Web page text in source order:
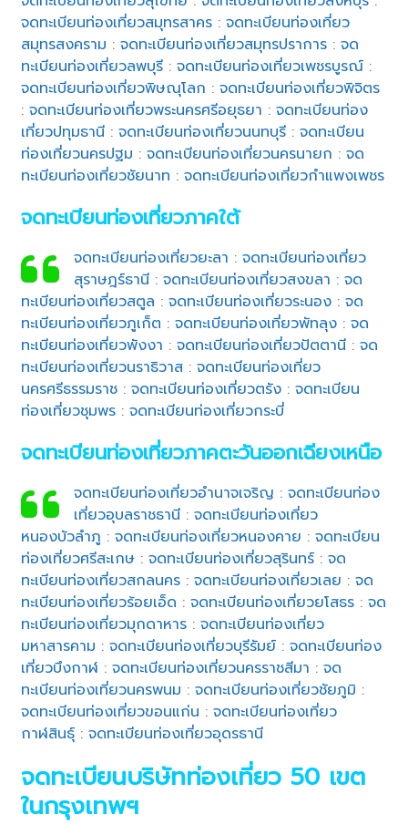
จดทะเบียนท่องเที่ยวสมุทรสาคร :จดทะเบียนท่องเที่ยว
สมุทรสงคราม :จดทะเบียนท่องเที่ยวสมุทรปราการ :จด
ทะเบียนท่องเที่ยวลพบุรี :จดทะเบียนท่องเที่ยวเพชรบูรณ์ :
จดทะเบียนท่องเที่ยวพิษณุโลก :จดทะเบียนท่องเที่ยวพิจิตร
:จดทะเบียนท่องเที่ยวพระนครศรีอยุธยา :จดทะเบียนท่อง
เที่ยวปทุมธานี :จดทะเบียนท่องเที่ยวนนทบุรี :จดทะเบียน
ท่องเที่ยวนครปฐม :จดทะเบียนท่องเที่ยวนครนายก :จด
ทะเบียนท่องเที่ยวชัยนาท :จดทะเบียนท่องเที่ยวกำแพงเพชร
จดทะเบียนท่องเที่ยวภาคใต้
จดทะเบียนท่องเที่ยวยะลา : จดทะเบียนท่องเที่ยว
สุราษฎร์ธานี: จดทะเบียนท่องเที่ยวสงขลา : จด
ทะเบียนท่องเที่ยวสตูล :จดทะเบียนท่องเที่ยวระนอง :จด
ทะเบียนท่องเที่ยวภูเก็ต :จดทะเบียนท่องเที่ยวพัทลุง :จด
ทะเบียนท่องเที่ยวพังงา :จดทะเบียนท่องเที่ยวปัตตานี :จด
ทะเบียนท่องเที่ยวนราธิวาส :จดทะเบียนท่องเที่ยว
นครศรีธรรมราช :จดทะเบียนท่องเที่ยวตรัง :จดทะเบียน
ท่องเที่ยวชุมพร :จดทะเบียนท่องเที่ยวกระบี่
จดทะเบียนท่องเที่ยวภาคตะวันออกเฉียงเหนือ
จดทะเบียนท่องเที่ยวอำนาจเจริญ : จดทะเบียนท่อง
เที่ยวอุบลราชธานี: จดทะเบียนท่องเที่ยว
หนองบัวลำภู :จดทะเบียนท่องเที่ยวหนองคาย :จดทะเบียน
ท่องเที่ยวศรีสะเกษ :จดทะเบียนท่องเที่ยวสุรินทร์ :จด
ทะเบียนท่องเที่ยวสกลนคร :จดทะเบียนท่องเที่ยวเลย :จด
ทะเบียนท่องเที่ยวร้อยเอ็ด :จดทะเบียนท่องเที่ยวยโสธร :จด
ทะเบียนท่องเที่ยวมุกดาหาร :จดทะเบียนท่องเที่ยว
มหาสารคาม :จดทะเบียนท่องเที่ยวบุรีรัมย์ :จดทะเบียนท่อง
เที่ยวบึงกาฬ :จดทะเบียนท่องเที่ยวนครราชสีมา :จด
ทะเบียนท่องเที่ยวนครพนม :จดทะเบียนท่องเที่ยวชัยภูมิ :
จดทะเบียนท่องเที่ยวขอนแก่น :จดทะเบียนท่องเที่ยว
กาฬสินธุ์ :จดทะเบียนท่องเที่ยวอุดรธานี
จดทะเบียนบริษัทท่องเที่ยว 50 เขต
ในกรุงเทพฯ